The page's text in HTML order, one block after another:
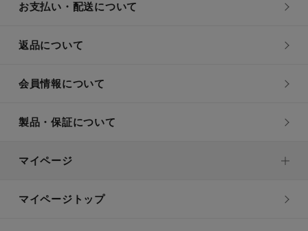
お支払い・配送について
返品について
会員情報について
製品・保証について
マイページ
マイページトップ